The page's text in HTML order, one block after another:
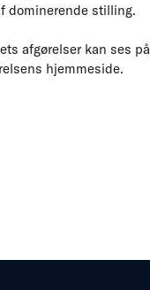
dominerende stilling.
afgørelser kan ses på
hjemmeside.